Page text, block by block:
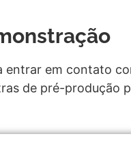
em contato
de pré-produção